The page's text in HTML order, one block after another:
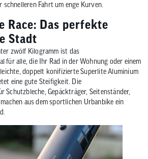
schnelleren Fahrt um enge Kurven.
Race: Das perfekte
Stadt
zwölf Kilogramm ist das
für alle, die Ihr Rad in der Wohnung oder einem
doppelt konifizierte Superlite Aluminium
eine gute Steifigkeit. Die
Schutzbleche, Gepäckträger, Seitenständer,
aus dem sportlichen Urbanbike ein